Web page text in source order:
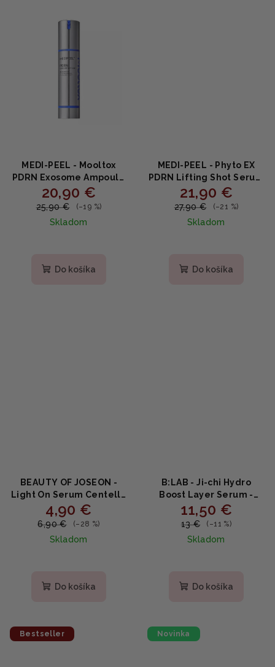
MEDI-PEEL - Mooltox
PDRN Exosome Ampoule
- Omladzujúce sérum s
exozómami a lososovou
DNA 50ml
20,90 €
25,90 € (–19 %)
Skladom
produktu
Do košíka
MEDI-PEEL - Phyto EX
PDRN Lifting Shot Serum
- Liftingové sérum s
PDRN, peptidmi a
niacínamidom 50ml
21,90 €
27,90 € (–21 %)
Skladom
produktu
Do košíka
BEAUTY OF JOSEON -
Light On Serum Centella
+ Vita C MINI -
Rozjasňujúce sérum s
centellou a vitamínom C
10ml
4,90 €
6,90 € (–28 %)
Skladom
Do košíka
B:LAB - Ji-chi Hydro
Boost Layer Serum -
Intenzívne hydratačné a
upokojujúce sérum s Ji-
chi 30ml
11,50 €
13 € (–11 %)
Skladom
Do košíka
Bestseller Novinka